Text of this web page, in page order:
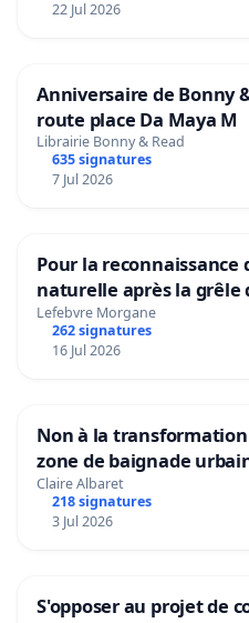
22 Jul 2026
Anniversaire de Bonny
route place Da Maya M
Librairie Bonny & Read
635 signatures
7 Jul 2026
Pour la
naturelle après la grêle
Aubenas et ses alentours
Lefebvre Morgane
262 signatures
16 Jul 2026
Non à la
zone de baignade
Claire Albaret
218 signatures
3 Jul 2026
S'opposer au projet de